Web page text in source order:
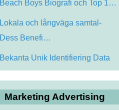
Beach Boys Biografi och Top 10 Songs
Lokala och långväga samtal-
Dess Benefi…
Bekanta Unik Identifiering Data
Marketing Advertising